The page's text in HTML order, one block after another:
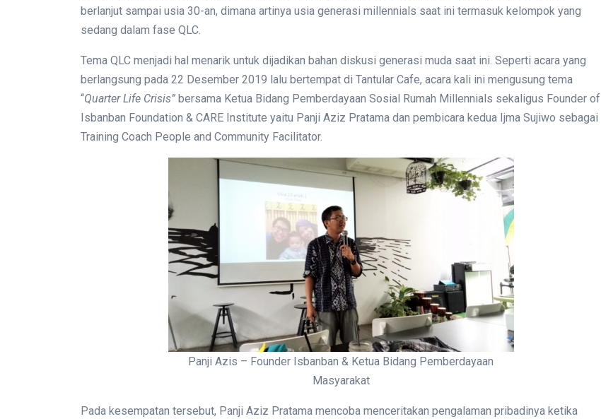
berlanjut sampai usia 30-an, dimana artinya usia generasi millennials saat ini termasuk kelompok yang
sedang dalam fase QLC.
Tema QLC menjadi hal menarik untuk dijadikan bahan diskusi generasi muda saat ini. Seperti acara yang
berlangsung pada 22 Desember 2019 lalu bertempat di Tantular Cafe, acara kali ini mengusung tema
“Quarter Life Crisis” bersama Ketua Bidang Pemberdayaan Sosial Rumah Millennials sekaligus Founder of
Isbanban Foundation & CARE Institute yaitu Panji Aziz Pratama dan pembicara kedua Ijma Sujiwo sebagai
Training Coach People and Community Facilitator.
Panji Azis – Founder Isbanban & Ketua Bidang Pemberdayaan
Masyarakat
Pada kesempatan tersebut, Panji Aziz Pratama mencoba menceritakan pengalaman pribadinya ketika